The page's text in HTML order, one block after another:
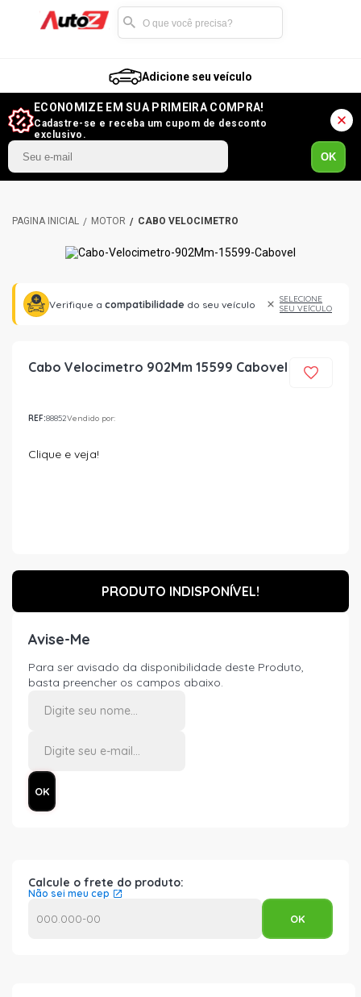
Adicione seu veículo
ECONOMIZE EM SUA PRIMEIRA COMPRA!
Cadastre-se e receba um cupom de desconto
exclusivo.
OK
MOTOR CABO VELOCÍMETRO
Verifique a compatibilidade do seu veículo
SELECIONE
SEU VEÍCULO
Cabo Velocimetro 902Mm 15599 Cabovel
REF:88852Vendido por:
Clique e veja!
PRODUTO INDISPONÍVEL!
Avise-Me
Para ser avisado da disponibilidade deste Produto,
basta preencher os campos abaixo.
Calcule o frete do produto:
Não sei meu cep